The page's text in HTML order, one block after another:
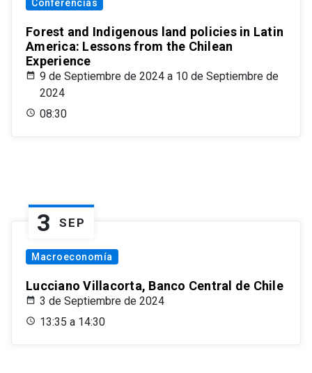
Conferencias
Forest and Indigenous land policies in Latin
America: Lessons from the Chilean
Experience
9 de Septiembre de 2024 a 10 de Septiembre de
2024
08:30
3 SEP
Macroeconomía
Lucciano Villacorta, Banco Central de Chile
3 de Septiembre de 2024
13:35 a 14:30